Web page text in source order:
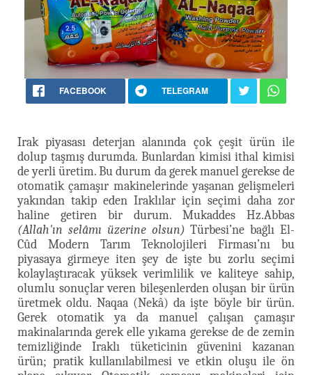
FACEBOOK TELEGRAM
Irak piyasası deterjan alanında çok çeşit ürün ile
dolup taşmış durumda. Bunlardan kimisi ithal kimisi
de yerli üretim. Bu durum da gerek manuel gerekse de
otomatik çamaşır makinelerinde yaşanan gelişmeleri
yakından takip eden Iraklılar için seçimi daha zor
haline getiren bir durum. Mukaddes Hz.Abbas
(Allah'ın selâmı üzerine olsun) Türbesi’ne bağlı El-
Cûd Modern Tarım Teknolojileri Firması’nı bu
piyasaya girmeye iten şey de işte bu zorlu seçimi
kolaylaştıracak yüksek verimlilik ve kaliteye sahip,
olumlu sonuçlar veren bileşenlerden oluşan bir ürün
üretmek oldu. Naqaa (Nekâ) da işte böyle bir ürün.
Gerek otomatik ya da manuel çalışan çamaşır
makinalarında gerek elle yıkama gerekse de de zemin
temizliğinde Iraklı tüketicinin güvenini kazanan
ürün; pratik kullanılabilmesi ve etkin oluşu ile ön